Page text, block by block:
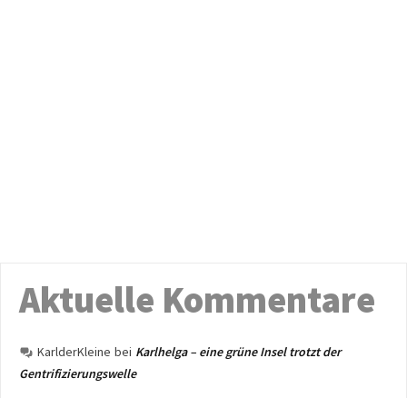
Aktuelle Kommentare
KarlderKleine bei Karlhelga – eine grüne Insel trotzt der
Gentrifizierungswelle